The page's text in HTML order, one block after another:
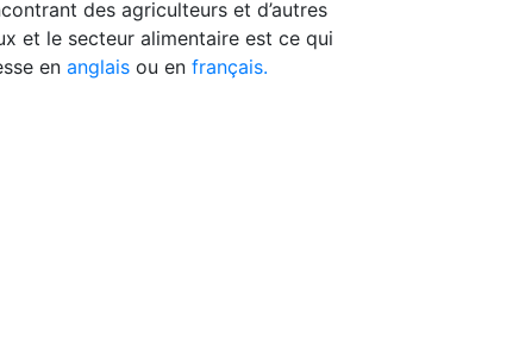
des agriculteurs et d’autres
et le secteur alimentaire est ce qui
en anglais ou en français.